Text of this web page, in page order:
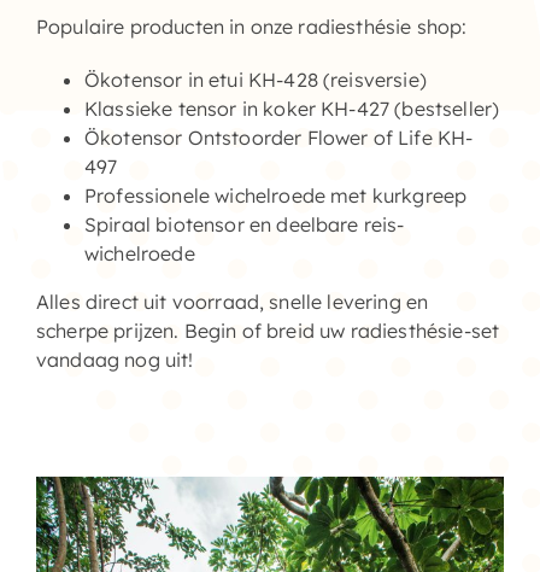
Populaire producten in onze radiesthésie shop:
Ökotensor in etui KH-428 (reisversie)
Klassieke tensor in koker KH-427 (bestseller)
Ökotensor Ontstoorder Flower of Life KH-
497
Professionele wichelroede met kurkgreep
Spiraal biotensor en deelbare reis-
wichelroede
Alles direct uit voorraad, snelle levering en
scherpe prijzen. Begin of breid uw radiesthésie-set
vandaag nog uit!